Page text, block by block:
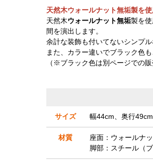
天然木ウォールナット無垢製を
天然木ウォールナット無垢製を
間を演出します。
余計な装飾も付いてないシンプ
また、カラー違いでブラック色
（※ブラック色は別ページでの販
サイズ 幅44cm、奥行
材質
座面：ウォールナ
脚部：スチール（